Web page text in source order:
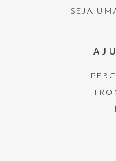
SEJA